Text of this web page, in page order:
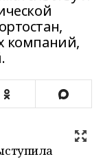
компаний,